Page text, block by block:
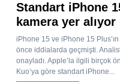
Standart iPhone
kamera yer alıyor
iPhone 15 ve iPhone 15
önce iddialarda geçmişti.
onayladı. Apple’la ilgili birçok
Kuo’ya göre standart iPhone...